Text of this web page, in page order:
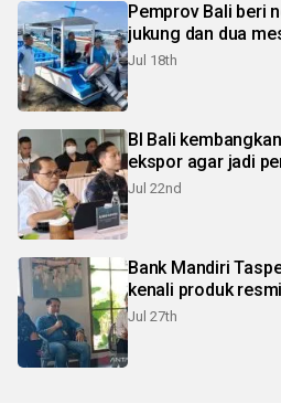
Pemprov Bali beri
jukung dan dua
Jul 18th
BI Bali
ekspor agar jadi
Jul 22nd
Bank Mandiri
kenali produk
Jul 27th